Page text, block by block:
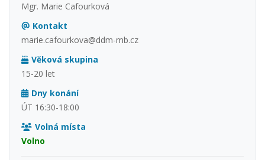
Mgr. Marie Cafourková
Kontakt
marie.cafourkova@ddm-mb.cz
Věková skupina
15-20 let
Dny konání
ÚT 16:30-18:00
Volná místa
Volno